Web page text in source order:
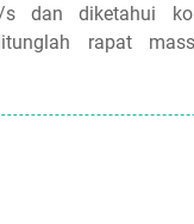
dan diketahui
rapat